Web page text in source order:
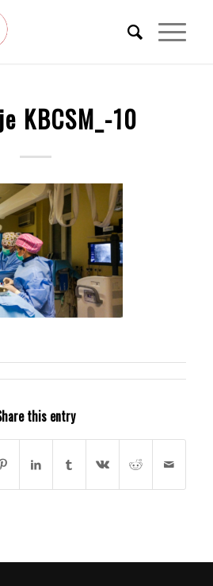
KBCSM_-10
this entry